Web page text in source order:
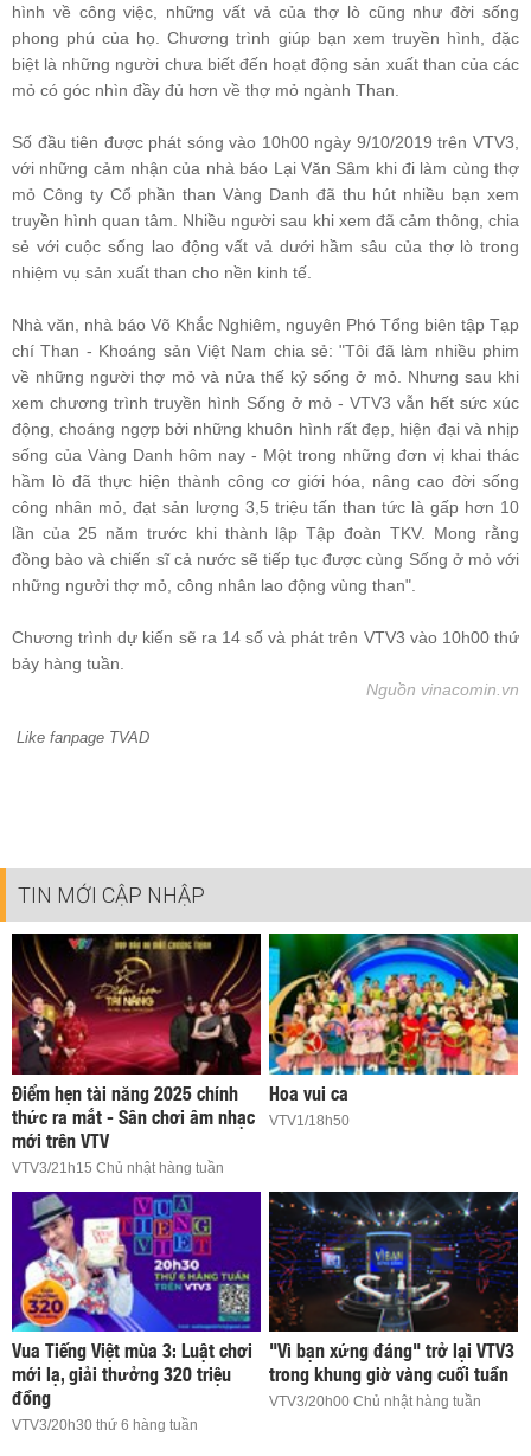
hình về công việc, những vất vả của thợ lò cũng như đời sống
phong phú của họ. Chương trình giúp bạn xem truyền hình, đặc
biệt là những người chưa biết đến hoạt động sản xuất than của các
mỏ có góc nhìn đầy đủ hơn về thợ mỏ ngành Than.
Số đầu tiên được phát sóng vào 10h00 ngày 9/10/2019 trên VTV3,
với những cảm nhận của nhà báo Lại Văn Sâm khi đi làm cùng thợ
mỏ Công ty Cổ phần than Vàng Danh đã thu hút nhiều bạn xem
truyền hình quan tâm. Nhiều người sau khi xem đã cảm thông, chia
sẻ với cuộc sống lao động vất vả dưới hầm sâu của thợ lò trong
nhiệm vụ sản xuất than cho nền kinh tế.
Nhà văn, nhà báo Võ Khắc Nghiêm, nguyên Phó Tổng biên tập Tạp
chí Than - Khoáng sản Việt Nam chia sẻ: "Tôi đã làm nhiều phim
về những người thợ mỏ và nửa thế kỷ sống ở mỏ. Nhưng sau khi
xem chương trình truyền hình Sống ở mỏ - VTV3 vẫn hết sức xúc
động, choáng ngợp bởi những khuôn hình rất đẹp, hiện đại và nhịp
sống của Vàng Danh hôm nay - Một trong những đơn vị khai thác
hầm lò đã thực hiện thành công cơ giới hóa, nâng cao đời sống
công nhân mỏ, đạt sản lượng 3,5 triệu tấn than tức là gấp hơn 10
lần của 25 năm trước khi thành lập Tập đoàn TKV. Mong rằng
đồng bào và chiến sĩ cả nước sẽ tiếp tục được cùng Sống ở mỏ với
những người thợ mỏ, công nhân lao động vùng than".
Chương trình dự kiến sẽ ra 14 số và phát trên VTV3 vào 10h00 thứ
bảy hàng tuần.
Nguồn vinacomin.vn
Like fanpage TVAD
TIN MỚI CẬP NHẬP
Điểm hẹn tài năng 2025 chính
thức ra mắt - Sân chơi âm nhạc
mới trên VTV
VTV3/21h15 Chủ nhật hàng tuần
Hoa vui ca
VTV1/18h50
Vua Tiếng Việt mùa 3: Luật chơi
mới lạ, giải thưởng 320 triệu
đồng
VTV3/20h30 thứ 6 hàng tuần
"Vì bạn xứng đáng" trở lại VTV3
trong khung giờ vàng cuối tuần
VTV3/20h00 Chủ nhật hàng tuần